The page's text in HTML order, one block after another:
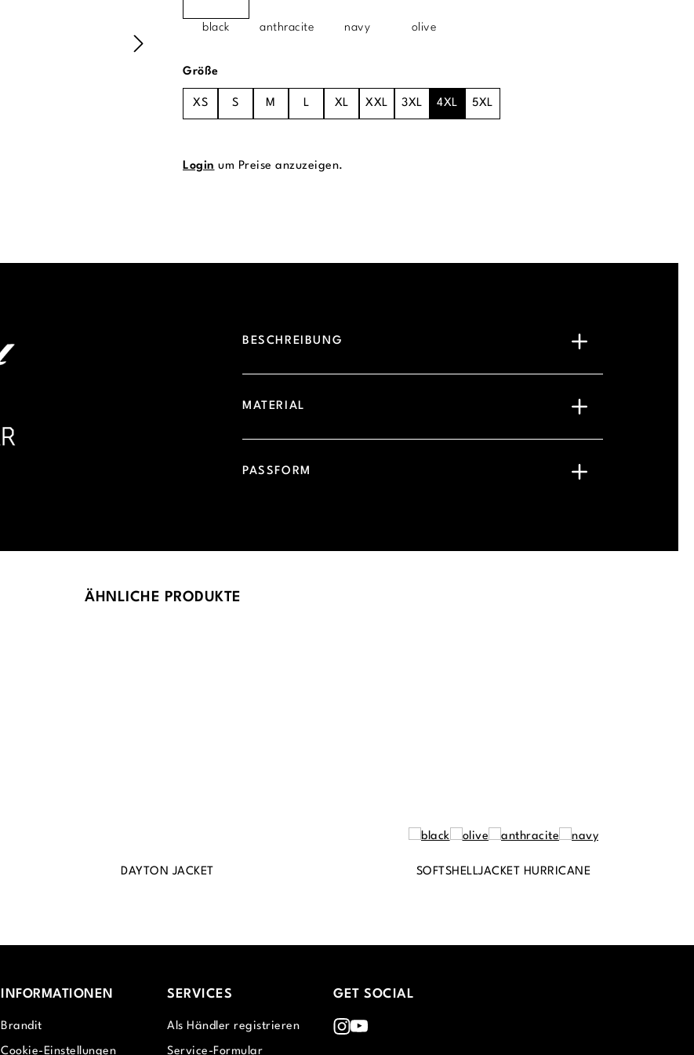
black anthracite navy olive
Größeauswählen
XS S M L XL XXL 3XL 4XL 5XL
Login um Preise anzuzeigen.
BESCHREIBUNG
MATERIAL
PASSFORM
ÄHNLICHE PRODUKTE
DAYTON JACKET SOFTSHELLJACKET HURRICANE
INFORMATIONEN
Brandit
Cookie-Einstellungen
SERVICES
Als Händler registrieren
Service-Formular
GET SOCIAL
Instagram
Youtube